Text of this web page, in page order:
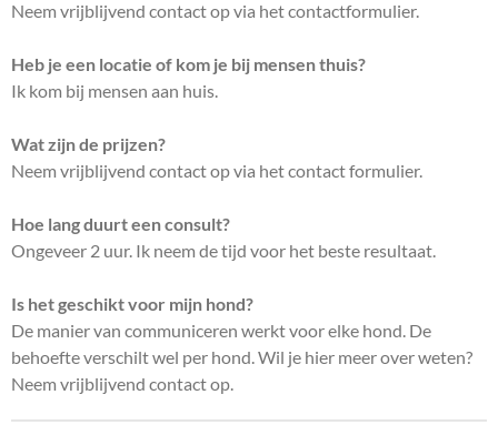
Neem vrijblijvend contact op via het contactformulier.
Heb je een locatie of kom je bij mensen thuis?
Ik kom bij mensen aan huis.
Wat zijn de prijzen?
Neem vrijblijvend contact op via het contact formulier.
Hoe lang duurt een consult?
Ongeveer 2 uur. Ik neem de tijd voor het beste resultaat.
Is het geschikt voor mijn hond?
De manier van communiceren werkt voor elke hond. De
behoefte verschilt wel per hond. Wil je hier meer over weten?
Neem vrijblijvend contact op.